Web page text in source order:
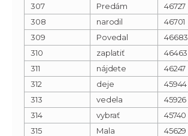
307
Predám
46727
308
narodil
46701
309
Povedal
46683
310
zaplatiť
46463
311
nájdete
46247
312
deje
45944
313
vedela
45926
314
vybrať
45740
315
Mala
45629